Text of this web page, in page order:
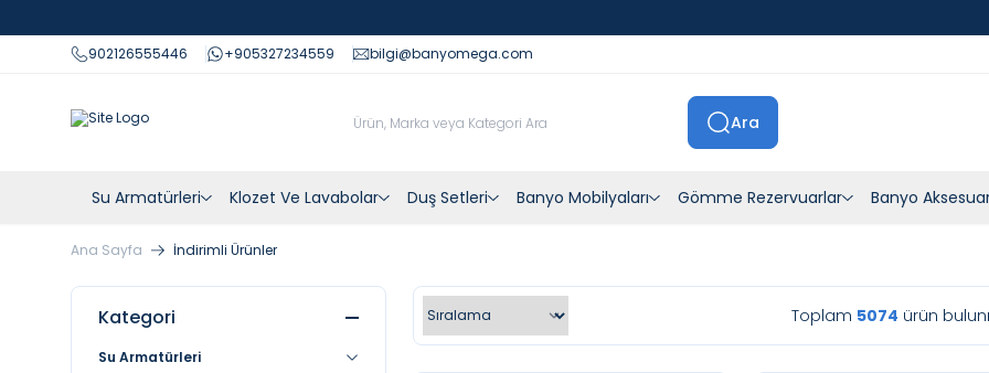
902126555446
+905327234559 bilgi@banyomega.com
Ara
Su Armatürleri Klozet Ve Lavabolar Duş Setleri Banyo Mobilyaları Gömme Rezervuarlar Banyo
Ana Sayfa İndirimli Ürünler
Kategori
Su Armatürleri
Toplam 5074 ürün